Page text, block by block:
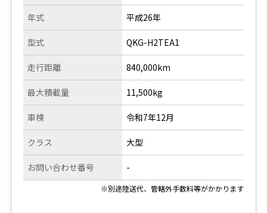
年式
型式
走行距離
平成26年
QKG-H2TEA1
840,000km
最大積載量
車検
クラス
お問い合わせ番号
11,500kg
令和7年12月
大型
-
※別途陸送代、管轄外手数料等がかかります